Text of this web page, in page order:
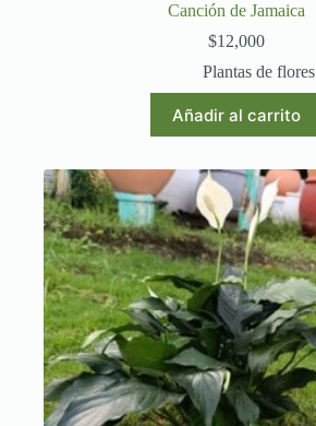
Canción de Jamaica
$12,000
Plantas de flores
Añadir al carrito